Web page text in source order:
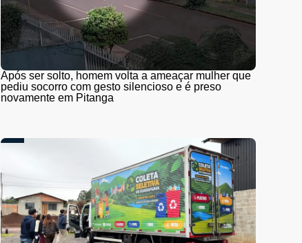
Após ser solto, homem volta a ameaçar mulher que
pediu socorro com gesto silencioso e é preso
novamente em Pitanga